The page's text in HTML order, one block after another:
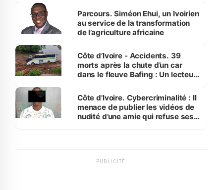
Parcours. Siméon Ehui, un Ivoirien
au service de la transformation
de l’agriculture africaine
Côte d’Ivoire - Accidents. 39
morts après la chute d’un car
dans le fleuve Bafing : Un lecteur
des Transports
Côte d'Ivoire. Cybercriminalité : Il
menace de publier les vidéos de
nudité d’une amie qui refuse ses
PUBLICITÉ